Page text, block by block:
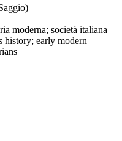
moderna; società italiana
history; early modern